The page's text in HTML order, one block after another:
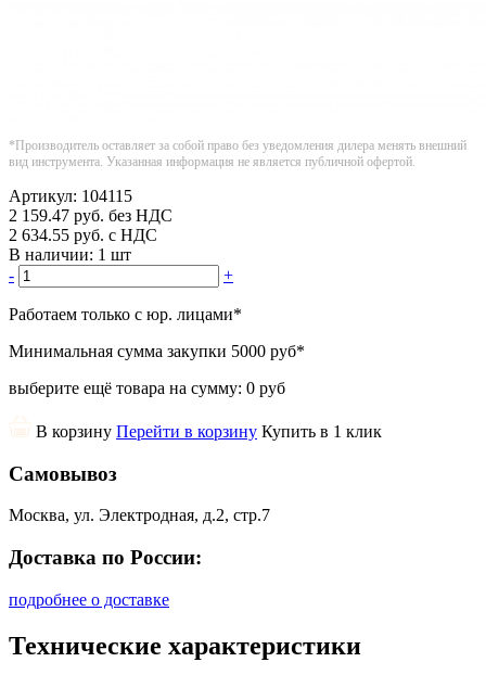
*Производитель оставляет за собой право без уведомления дилера менять внешний
вид инструмента. Указанная информация не является публичной офертой.
Артикул: 104115
2 159.47 руб. без НДС
2 634.55 руб. с НДС
В наличии: 1 шт
-
+
Работаем только с юр. лицами*
Минимальная сумма закупки 5000 руб*
выберите ещё товара на сумму: 0 руб
В корзину Перейти в корзину Купить в 1 клик
Самовывоз
Москва, ул. Электродная, д.2, стр.7
Доставка по России:
подробнее о доставке
Технические характеристики